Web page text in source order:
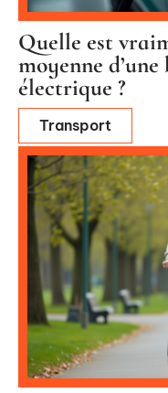
Quelle est
moyenne
électrique ?
Transport